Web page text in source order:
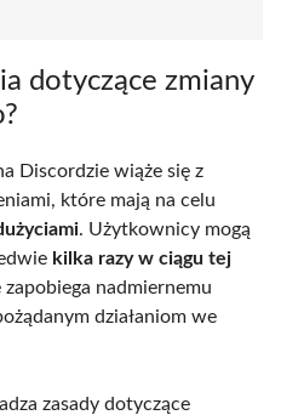
dotyczące zmiany
Discordzie wiąże się z
które mają na celu
. Użytkownicy mogą
kilka razy w ciągu tej
nadmiernemu
działaniom we
zasady dotyczące